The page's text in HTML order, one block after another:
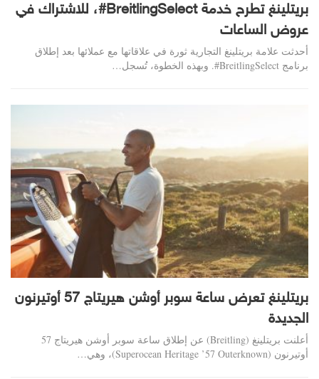
بريتلينغ تطرح خدمة BreitlingSelect#، للاشتراك في
عروض الساعات
أحدثت علامة بريتلينغ التجارية ثورة في علاقاتها مع عملائها بعد إطلاق
برنامج BreitlingSelect#. وبهذه الخطوة، تُسجل…
بريتلينغ تعرض ساعة سوبر أوشن هيريتاج 57 أوتيرنون
الجديدة
أعلنت بريتلينغ (Breitling) عن إطلاق ساعة سوبر أوشن هيريتاج 57
أوتيرنون (Superocean Heritage ’57 Outerknown)، وهي…